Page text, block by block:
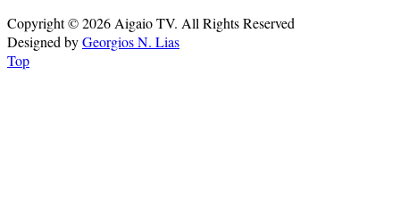
Copyright © 2026 Aigaio TV. All Rights Reserved
Designed byGeorgios N. Lias
Top